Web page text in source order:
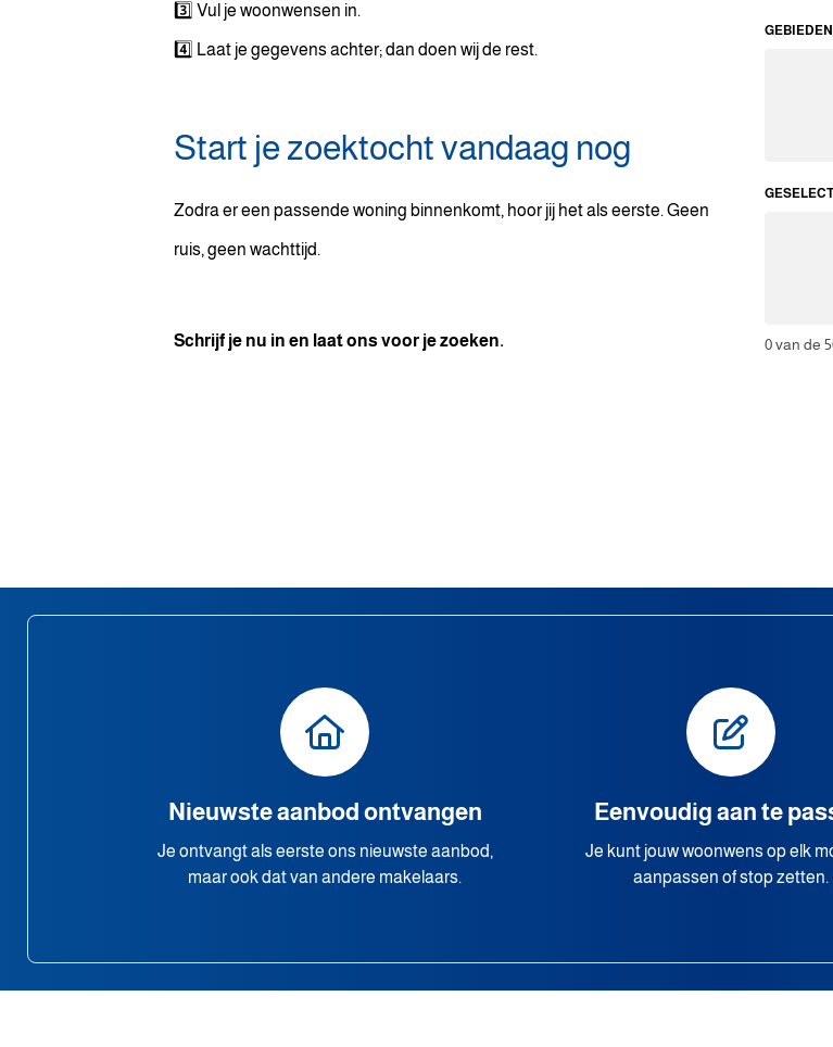
3️⃣ Vul je woonwensen in.
4️⃣ Laat je gegevens achter; dan doen wij de rest.
Start je zoektocht vandaag nog
Zodra er een passende woning binnenkomt, hoor jij het als eerste. Geen
ruis, geen wachttijd.
Schrijf je nu in en laat ons voor je zoeken. 0van de
Nieuwste aanbod ontvangen
Je ontvangt als eerste ons nieuwste aanbod,
maar ook dat van andere makelaars.
Eenvoudig aan te
Je kunt jouw woonwens op elk
aanpassen of stop zetten.